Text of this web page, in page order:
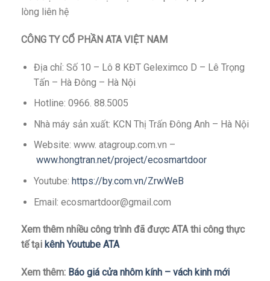
lòng liên hệ
CÔNG TY CỔ PHẦN ATA VIỆT NAM
Địa chỉ: Số 10 – Lô 8 KĐT Geleximco D – Lê Trọng
Tấn – Hà Đông – Hà Nội
Hotline: 0966. 88.5005
Nhà máy sản xuất: KCN Thị Trấn Đông Anh – Hà Nội
Website: www. atagroup.com.vn –
www.hongtran.net/project/ecosmartdoor
Youtube: https://by.com.vn/ZrwWeB
Email: ecosmartdoor@gmail.com
Xem thêm nhiều công trình đã được ATA thi công thực
tế tại kênh Youtube ATA
Xem thêm: Báo giá cửa nhôm kính – vách kinh mới